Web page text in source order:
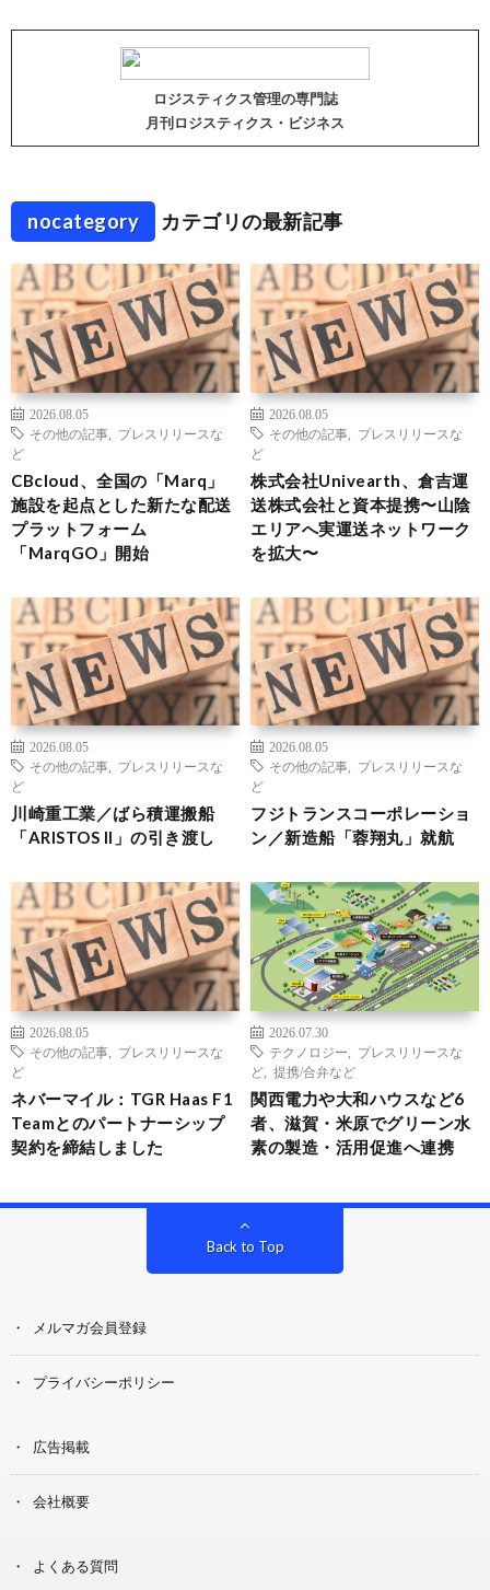
ロジスティクス管理の専門誌
月刊ロジスティクス・ビジネス
nocategory カテゴリの最新記事
2026.08.05
その他の記事
プレスリリースな
ど
CBcloud、全国の「Marq」
施設を起点とした新たな配送
プラットフォーム
「MarqGO」開始
2026.08.05
その他の記事
プレスリリースな
ど
株式会社Univearth、倉吉運
送株式会社と資本提携〜山陰
エリアへ実運送ネットワーク
を拡大〜
2026.08.05
その他の記事
プレスリリースな
ど
川崎重工業／ばら積運搬船
「ARISTOS II」の引き渡し
2026.08.05
その他の記事
プレスリリースな
ど
フジトランスコーポレーショ
ン／新造船「蓉翔丸」就航
2026.08.05
その他の記事
プレスリリースな
ど
ネバーマイル：TGR Haas F1
Teamとのパートナーシップ
契約を締結しました
2026.07.30
テクノロジー
プレスリリースな
ど
提携/合弁など
関西電力や大和ハウスなど6
者、滋賀・米原でグリーン水
素の製造・活用促進へ連携
Back to Top
メルマガ会員登録
プライバシーポリシー
広告掲載
会社概要
よくある質問